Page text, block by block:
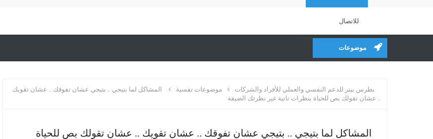
للاتصال
موضوعات
بطرس بيتر للدعم النفسي والعملي للأفراد والشركات موضوعات نفسية
المشاكل لما بتيجي .. بتيجي عشان تفوقك .. عشان تقويك
.. عشان تقولك بص للحياة بنظرات تانية غير نظرتك الضيقة
المشاكل لما بتيجي .. بتيجي عشان تفوقك .. عشان تقويك .. عشان تقولك بص للحياة